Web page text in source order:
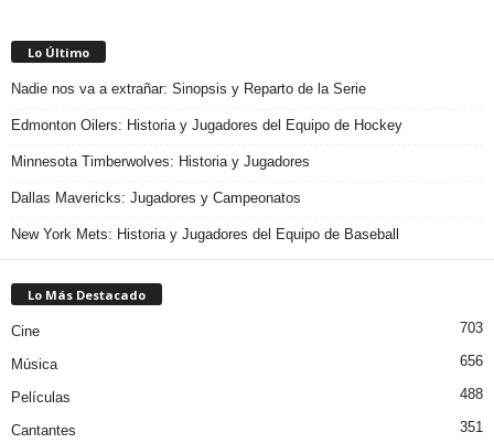
Lo Último
Nadie nos va a extrañar: Sinopsis y Reparto de la Serie
Edmonton Oilers: Historia y Jugadores del Equipo de Hockey
Minnesota Timberwolves: Historia y Jugadores
Dallas Mavericks: Jugadores y Campeonatos
New York Mets: Historia y Jugadores del Equipo de Baseball
Lo Más Destacado
Cine 703
Música 656
Películas 488
Cantantes 351